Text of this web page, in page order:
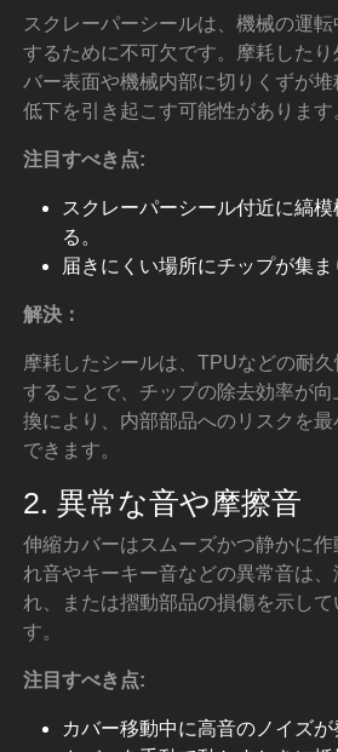
スクレーパーシールは、機械の運
するために不可欠です。摩耗した
バー表面や機械内部に切りくずが
低下を引き起こす可能性があります
注目すべき点:
スクレーパーシール付近に縞模
る。
届きにくい場所にチップが集ま
解決：
摩耗したシールは、TPUなどの耐
することで、チップの除去効率が
換により、内部部品へのリスクを
できます。
2. 異常な音や摩擦音
伸縮カバーはスムーズかつ静かに
れ音やキーキー音などの異常音は
れ、または摺動部品の損傷を示して
す。
注目すべき点:
カバー移動中に高音のノイズが